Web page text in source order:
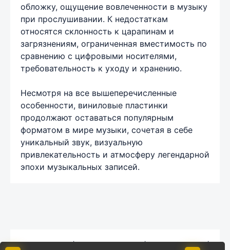
обложку, ощущение вовлеченности в музыку
при прослушивании. К недостаткам
относятся склонность к царапинам и
загрязнениям, ограниченная вместимость по
сравнению с цифровыми носителями,
требовательность к уходу и хранению.
Несмотря на все вышеперечисленные
особенности, виниловые пластинки
продолжают оставаться популярным
форматом в мире музыки, сочетая в себе
уникальный звук, визуальную
привлекательность и атмосферу легендарной
эпохи музыкальных записей.
Комментарии